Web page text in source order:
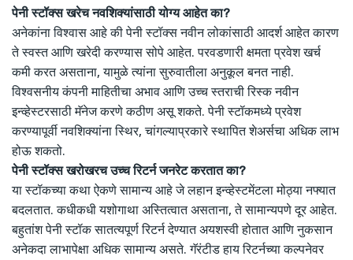
पेनी स्टॉक्स खरेच नवशिक्यांसाठी योग्य आहेत का?
अनेकांना विश्वास आहे की पेनी स्टॉक्स नवीन लोकांसाठी आदर्श आहेत कारण
ते स्वस्त आणि खरेदी करण्यास सोपे आहेत. परवडणारी क्षमता प्रवेश खर्च
कमी करत असताना, यामुळे त्यांना सुरुवातीला अनुकूल बनत नाही.
विश्वसनीय कंपनी माहितीचा अभाव आणि उच्च स्तराची रिस्क नवीन
इन्व्हेस्टरसाठी मॅनेज करणे कठीण असू शकते. पेनी स्टॉकमध्ये प्रवेश
करण्यापूर्वी नवशिक्यांना स्थिर, चांगल्याप्रकारे स्थापित शेअर्सचा अधिक लाभ
होऊ शकतो.
पेनी स्टॉक्स खरोखरच उच्च रिटर्न जनरेट करतात का?
या स्टॉकच्या कथा ऐकणे सामान्य आहे जे लहान इन्व्हेस्टमेंटला मोठ्या नफ्यात
बदलतात. कधीकधी यशोगाथा अस्तित्वात असताना, ते सामान्यपणे दूर आहेत.
बहुतांश पेनी स्टॉक सातत्यपूर्ण रिटर्न देण्यात अयशस्वी होतात आणि नुकसान
अनेकदा लाभापेक्षा अधिक सामान्य असते. गॅरंटीड हाय रिटर्नच्या कल्पनेवर